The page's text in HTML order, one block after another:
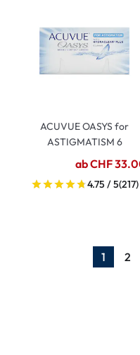
ACUVUE OASYS for
ASTIGMATISM 6
ab CHF
4.75 / 5(217)
1 2